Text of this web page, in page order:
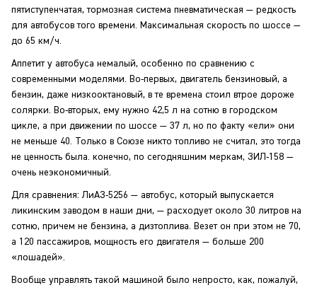
пятиступенчатая, тормозная система пневматическая — редкость
для автобусов того времени. Максимальная скорость по шоссе —
до 65 км/ч.
Аппетит у автобуса немалый, особенно по сравнению с
современными моделями. Во-первых, двигатель бензиновый, а
бензин, даже низкооктановый, в те времена стоил втрое дороже
солярки. Во-вторых, ему нужно 42,5 л на сотню в городском
цикле, а при движении по шоссе — 37 л, но по факту «ели» они
не меньше 40. Только в Союзе никто топливо не считал, это тогда
не ценность была. конечно, по сегодняшним меркам, ЗИЛ-158 —
очень неэкономичный.
Для сравнения: ЛиАЗ-5256 — автобус, который выпускается
ликинским заводом в наши дни, — расходует около 30 литров на
сотню, причем не бензина, а дизтоплива. Везет он при этом не 70,
а 120 пассажиров, мощность его двигателя — больше 200
«лошадей».
Вообще управлять такой машиной было непросто, как, пожалуй,